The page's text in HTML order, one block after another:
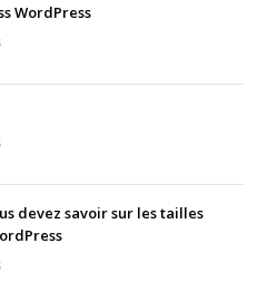
WordPress
devez savoir sur les tailles